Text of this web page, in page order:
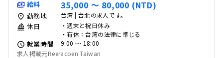
給料 35,000 〜 80,000 (NTD)
勤務地 台湾 | 台北の求人です。
休日
・週末と祝日休み
・有休：台湾の法律に準じる
就業時間
9:00 〜 18:00
求人掲載元Reeracoen Taiwan